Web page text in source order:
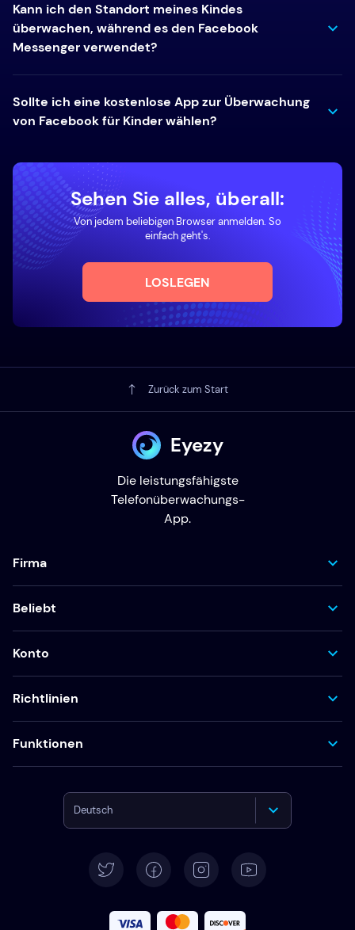
Kann ich den Standort meines Kindes
überwachen, während es den Facebook
Messenger verwendet?
Sollte ich eine kostenlose App zur Überwachung
von Facebook für Kinder wählen?
Sehen Sie alles, überall:
Von jedem beliebigen Browser anmelden. So
einfach geht's.
LOSLEGEN
Zurück zum Start
Eyezy
Die leistungsfähigste
Telefonüberwachungs-
App.
Firma
Beliebt
Konto
Richtlinien
Funktionen
Deutsch
Español
Français